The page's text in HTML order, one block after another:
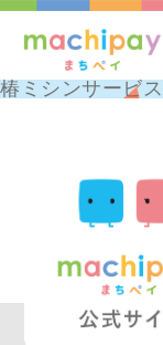
椿ミシンサービス